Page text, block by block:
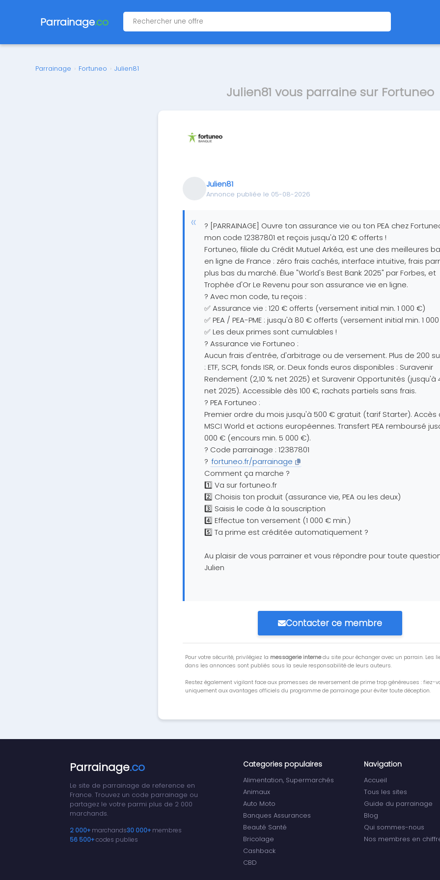
Parrainage.co
Parrainage › Fortuneo › Julien81
Julien81 vous parraine sur Fortuneo
Julien81
Annonce publiée le 05-08-2026
? [PARRAINAGE] Ouvre ton assurance vie ou ton PEA chez
mon code 12387801 et reçois jusqu'à 120 € offerts !
Fortuneo, filiale du Crédit Mutuel Arkéa, est une des meilleures
en ligne de France : zéro frais cachés, interface intuitive, frais
plus bas du marché. Élue "World's Best Bank 2025" par Forbes, et
Trophée d'Or Le Revenu pour son assurance vie en ligne.
? Avec mon code, tu reçois :
✅ Assurance vie : 120 € offerts (versement initial min. 1 000 €)
✅ PEA / PEA-PME : jusqu'à 80 € offerts (versement initial min. 1
✅ Les deux primes sont cumulables !
? Assurance vie Fortuneo :
Aucun frais d'entrée, d'arbitrage ou de versement. Plus de 200
: ETF, SCPI, fonds ISR, or. Deux fonds euros disponibles : Suravenir
Rendement (2,10 % net 2025) et Suravenir Opportunités (jusqu'à
net 2025). Accessible dès 100 €, rachats partiels sans frais.
? PEA Fortuneo :
Premier ordre du mois jusqu'à 500 € gratuit (tarif Starter). Accès
MSCI World et actions européennes. Transfert PEA remboursé
000 € (encours min. 5 000 €).
? Code parrainage : 12387801
? fortuneo.fr/parrainage
Comment ça marche ?
1️⃣ Va sur fortuneo.fr
2️⃣ Choisis ton produit (assurance vie, PEA ou les deux)
3️⃣ Saisis le code à la souscription
4️⃣ Effectue ton versement (1 000 € min.)
5️⃣ Ta prime est créditée automatiquement ?
Au plaisir de vous parrainer et vous répondre pour toute
Julien
Contacter ce membre
Pour votre sécurité, privilégiez la messagerie internedu site pour échanger avec un parrain. Les
dans les annonces sont publiés sous la seule responsabilité de leurs auteurs.
Restez également vigilant face aux promesses de reversement de prime trop généreuses : fiez-
uniquement aux avantages officiels du programme de parrainage pour éviter toute déception.
Parrainage.co
Le site de parrainage de reference en
France. Trouvez un code parrainage ou
partagez le votre parmi plus de 2 000
marchands.
2 000+ marchands30 000+ membres
56 500+codes publies
Categories populaires
Alimentation, Supermarchés
Animaux
Auto Moto
Banques Assurances
Beauté Santé
Bricolage
Cashback
CBD
Navigation
Accueil
Tous les sites
Guide du parrainage
Blog
Qui sommes-nous
Nos membres en